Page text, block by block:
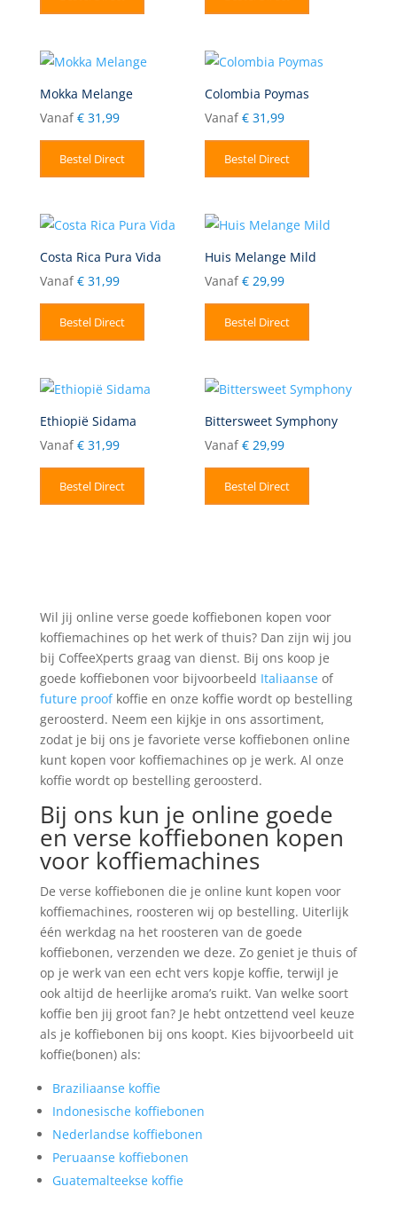
Mokka Melange
Vanaf €31,99
Bestel Direct
Colombia Poymas
Vanaf € 31,99
Bestel Direct
Costa Rica Pura Vida
Vanaf €31,99
Bestel Direct
Huis Melange Mild
Vanaf € 29,99
Bestel Direct
Ethiopië Sidama
Vanaf €31,99
Bestel Direct
Bittersweet Symphony
Vanaf € 29,99
Bestel Direct
Wil jij online verse goede koffiebonen kopen voor
koffiemachines op het werk of thuis? Dan zijn wij jou
bij CoffeeXperts graag van dienst. Bij ons koop je
goede koffiebonen voor bijvoorbeeld Italiaanseof
future proofkoffie en onze koffie wordt op bestelling
geroosterd. Neem een kijkje in ons assortiment,
zodat je bij ons je favoriete verse koffiebonen online
kunt kopen voor koffiemachines op je werk. Al onze
koffie wordt op bestelling geroosterd.
Bij ons kun je online goede
en verse koffiebonen kopen
voor koffiemachines
De verse koffiebonen die je online kunt kopen voor
koffiemachines, roosteren wij op bestelling. Uiterlijk
één werkdag na het roosteren van de goede
koffiebonen, verzenden we deze. Zo geniet je thuis of
op je werk van een echt vers kopje koffie, terwijl je
ook altijd de heerlijke aroma’s ruikt. Van welke soort
koffie ben jij groot fan? Je hebt ontzettend veel keuze
als je koffiebonen bij ons koopt. Kies bijvoorbeeld uit
koffie(bonen) als:
Braziliaanse koffie
Indonesische koffiebonen
Nederlandse koffiebonen
Peruaanse koffiebonen
Guatemalteekse koffie